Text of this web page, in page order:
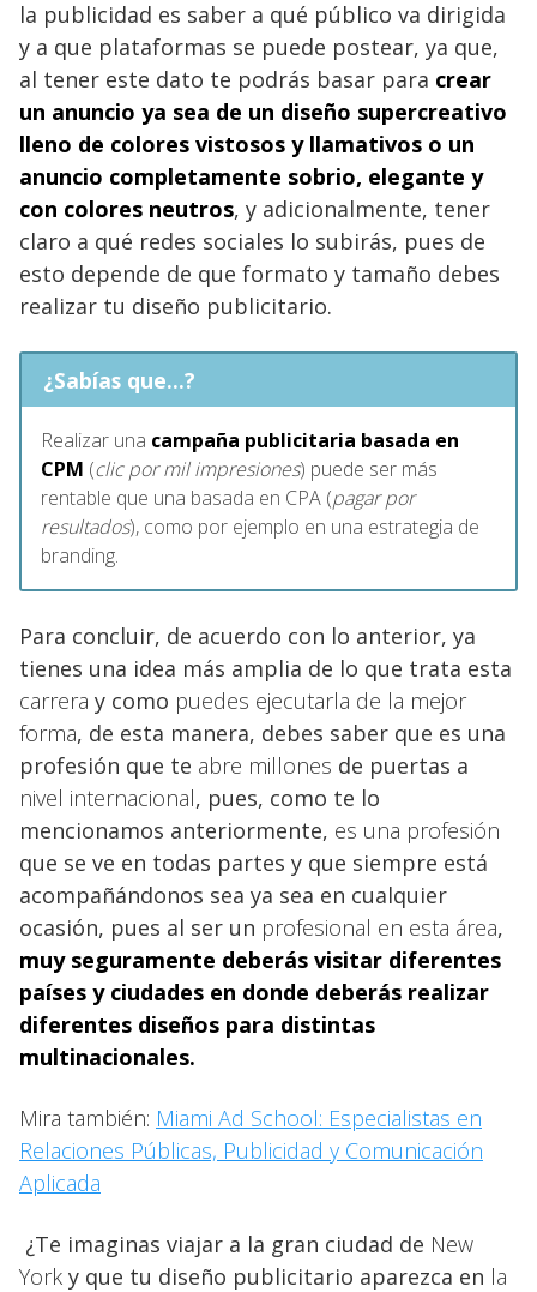
la publicidad es saber a qué público va dirigida
y a que plataformas se puede postear, ya que,
al tener este dato te podrás basar para crear
un anuncio ya sea de un diseño supercreativo
lleno de colores vistosos y llamativos o un
anuncio completamente sobrio, elegante y
con colores neutros, y adicionalmente, tener
claro a qué redes sociales lo subirás, pues de
esto depende de que formato y tamaño debes
realizar tu diseño publicitario.
¿Sabías que...?
Realizar una campaña publicitaria basada en
CPM (clic por mil impresiones) puede ser más
rentable que una basada en CPA (pagar por
resultados), como por ejemplo en una estrategia de
branding.
Para concluir, de acuerdo con lo anterior, ya
tienes una idea más amplia de lo que trata esta
carrera y como puedes ejecutarla de la mejor
forma, de esta manera, debes saber que es una
profesión que te abre millones de puertas a
nivel internacional, pues, como te lo
mencionamos anteriormente, es una profesión
que se ve en todas partes y que siempre está
acompañándonos sea ya sea en cualquier
ocasión, pues al ser un profesional en esta área,
muy seguramente deberás visitar diferentes
países y ciudades en donde deberás realizar
diferentes diseños para distintas
multinacionales.
Mira también: Miami Ad School: Especialistas en
Relaciones Públicas, Publicidad y Comunicación
Aplicada
¿Te imaginas viajar a la gran ciudad de New
York y que tu diseño publicitario aparezca en la